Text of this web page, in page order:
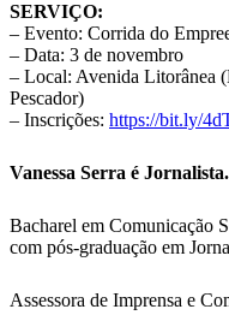
SERVIÇO:
– Evento: Corrida do
– Data: 3 de novembro
– Local: Avenida Litorânea
Pescador)
– Inscrições: https://bit.ly/
Vanessa Serra é
Bacharel em Comunicação
com pós-graduação em
Assessora de Imprensa e